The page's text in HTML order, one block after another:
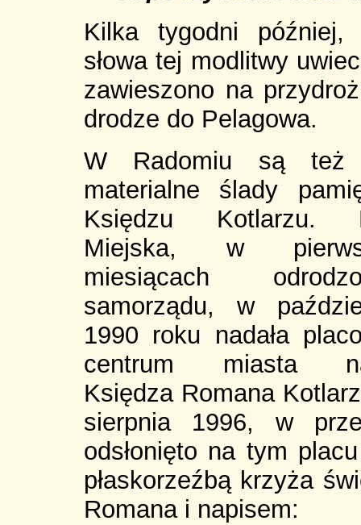
Kilka tygodni później,
słowa tej modlitwy
zawieszono na
drodze do Pelagowa.
W Radomiu są też
materialne ślady
Księdzu Kotlarzu.
Miejska, w
miesiącach
samorządu, w
1990 roku nadała
centrum miasta
Księdza Romana
sierpnia 1996, w
odsłonięto na tym
płaskorzeźbą krzyża
Romana i napisem: